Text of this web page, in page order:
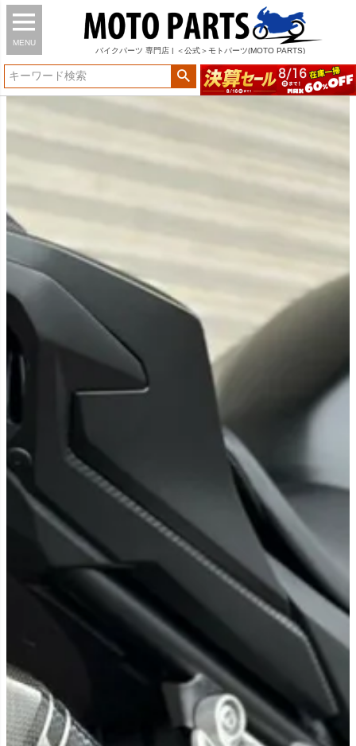
MENU
バイク パーツ 専門店 | ＜公式＞モトパーツ(MOTO PARTS)